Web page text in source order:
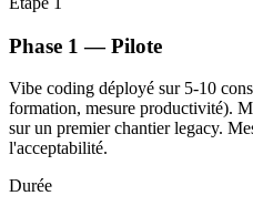
Phase 1 — Pilote
Vibe coding déployé sur 5-10
formation, mesure productivité).
sur un premier chantier legacy.
l'acceptabilité.
Durée